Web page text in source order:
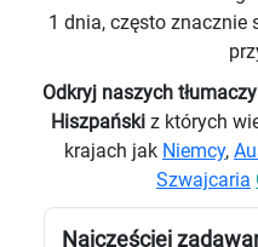
1 dnia, często znacznie
Odkryj naszych
Hiszpański z których
krajach jak Niemcy,
Szwajcaria
Najczęściej